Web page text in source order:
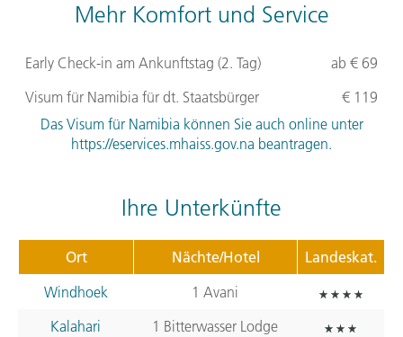
Mehr Komfort und Service
Early Check-in am Ankunftstag (2. Tag)
ab € 69
Visum für Namibia für dt. Staatsbürger
€ 119
Das Visum für Namibia können Sie auch online unter
https://eservices.mhaiss.gov.na beantragen.
Ihre Unterkünfte
Ort Nächte/Hotel
Landeskat.
Windhoek
1 Avani
Kalahari
1 Bitterwasser Lodge